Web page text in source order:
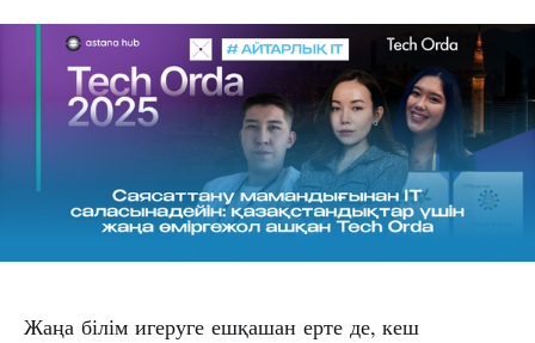
Жаңа білім игеруге ешқашан ерте де, кеш